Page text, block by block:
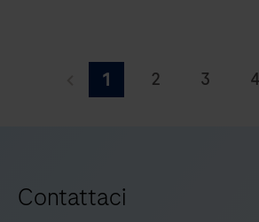
di
liquidi
1 2 3
4
Contattaci